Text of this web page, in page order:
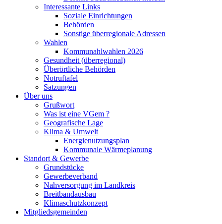
Interessante Links
Soziale Einrichtungen
Behörden
Sonstige überregionale Adressen
Wahlen
Kommunahlwahlen 2026
Gesundheit (überregional)
Überörtliche Behörden
Notruftafel
Satzungen
Über uns
Grußwort
Was ist eine VGem ?
Geografische Lage
Klima & Umwelt
Energienutzungsplan
Kommunale Wärmeplanung
Standort & Gewerbe
Grundstücke
Gewerbeverband
Nahversorgung im Landkreis
Breitbandausbau
Klimaschutzkonzept
Mitgliedsgemeinden